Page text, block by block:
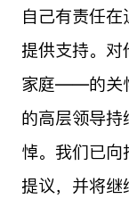
自己有责任
提供支持。
家庭——的关
的高层领导
悼。我们已
提议，并将继